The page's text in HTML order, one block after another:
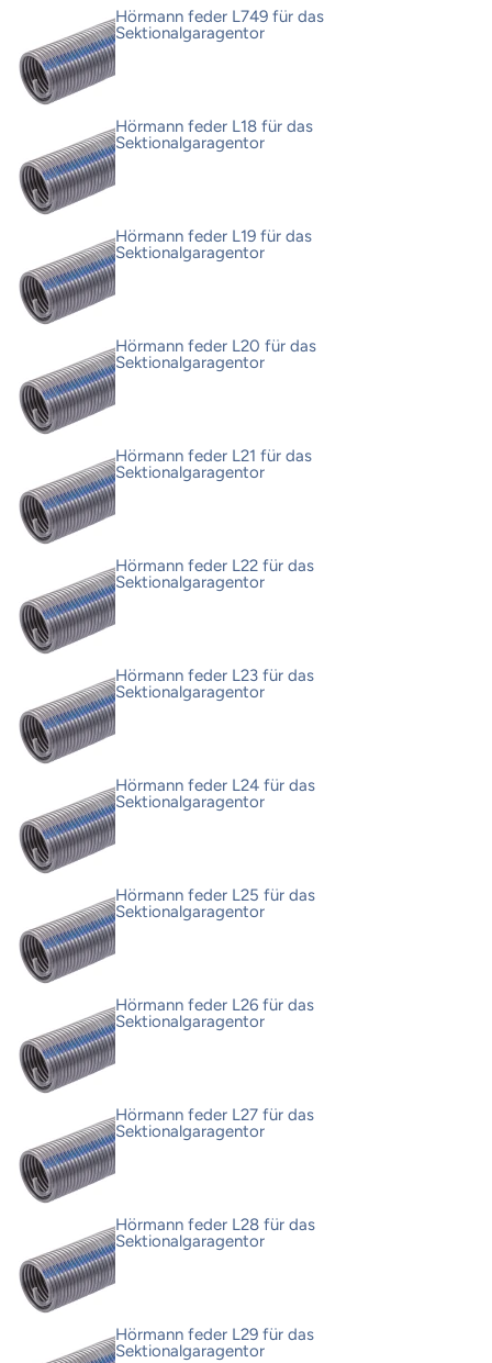
Hörmann feder L749 für das
Sektionalgaragentor
Hörmann feder L18 für das
Sektionalgaragentor
Hörmann feder L19 für das
Sektionalgaragentor
Hörmann feder L20 für das
Sektionalgaragentor
Hörmann feder L21 für das
Sektionalgaragentor
Hörmann feder L22 für das
Sektionalgaragentor
Hörmann feder L23 für das
Sektionalgaragentor
Hörmann feder L24 für das
Sektionalgaragentor
Hörmann feder L25 für das
Sektionalgaragentor
Hörmann feder L26 für das
Sektionalgaragentor
Hörmann feder L27 für das
Sektionalgaragentor
Hörmann feder L28 für das
Sektionalgaragentor
Hörmann feder L29 für das
Sektionalgaragentor